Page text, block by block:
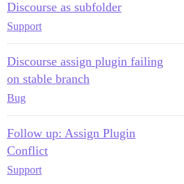
Discourse as subfolder
Support
Discourse assign plugin failing
on stable branch
Bug
Follow up: Assign Plugin
Conflict
Support